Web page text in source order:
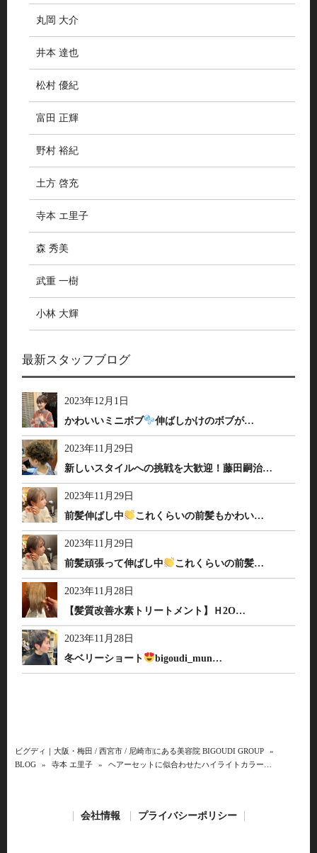
丸岡 大介
井本 達也
松村 優紀
富田 正輝
野村 裕紀
土方 啓充
寺本 エ里子
森 秀美
武重 一樹
小林 大輝
最新スタッフブログ
2023年12月1日
かわいいミニボブ
伸ばしかけのボブが…
2023年11月29日
新しいスタイルへの挑戦を大歓迎！藤田嗣治…
2023年11月29日
前髪伸ばし中
これくらいの前髪もかわい…
2023年11月29日
前髪頑張って伸ばし中
これくらいの前髪…
2023年11月28日
【髪質改善水素トリートメント】Ｈ2O…
2023年11月28日
冬ベリーショート
bigoudi_mun…
ビグディ｜大阪・梅田 / 西宮市 / 尼崎市|にある美容院 BIGOUDI GROUP
»
BLOG
» 寺本 エ里子 » ヘアーセットに似合わせたハイライトカラー…
会社情報 プライバシーポリシー